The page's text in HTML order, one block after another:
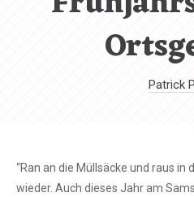
Patrick
“Ran an die Müllsäcke und raus in
wieder. Auch dieses Jahr am